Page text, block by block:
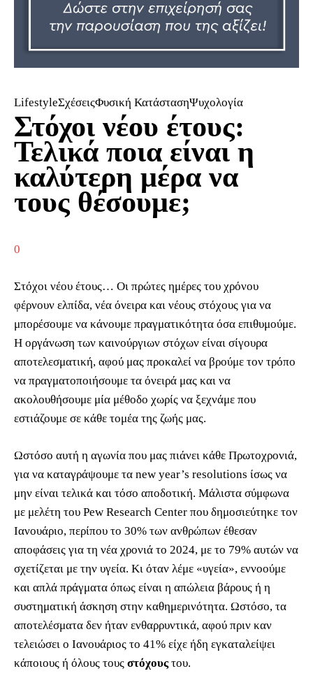
LifestyleΣχέσειςΦυσική ΚατάστασηΨυχολογία
Στόχοι νέου έτους:
Τελικά ποια είναι η
καλύτερη μέρα να
τους θέσουμε;
0
Στόχοι νέου έτους… Οι πρώτες ημέρες του χρόνου
φέρνουν ελπίδα, νέα όνειρα και νέους στόχους για να
μπορέσουμε να κάνουμε πραγματικότητα όσα επιθυμούμε.
Η οργάνωση των καινούργιων στόχων είναι σίγουρα
αποτελεσματική, αφού μας προκαλεί να βρούμε τον τρόπο
να πραγματοποιήσουμε τα όνειρά μας και να
ακολουθήσουμε μία μέθοδο χωρίς να ξεχνάμε που
εστιάζουμε σε κάθε τομέα της ζωής μας.
Ωστόσο αυτή η αγωνία που μας πιάνει κάθε Πρωτοχρονιά,
για να καταγράψουμε τα new year’s resolutions ίσως να
μην είναι τελικά και τόσο αποδοτική. Μάλιστα σύμφωνα
με μελέτη του Pew Research Center που δημοσιεύτηκε τον
Ιανουάριο, περίπου το 30% των ανθρώπων έθεσαν
αποφάσεις για τη νέα χρονιά το 2024, με το 79% αυτών να
σχετίζεται με την υγεία. Κι όταν λέμε «υγεία», εννοούμε
και απλά πράγματα όπως είναι η απώλεια βάρους ή η
συστηματική άσκηση στην καθημερινότητα. Ωστόσο, τα
αποτελέσματα δεν ήταν ενθαρρυντικά, αφού πριν καν
τελειώσει ο Ιανουάριος το 41% είχε ήδη εγκαταλείψει
κάποιους ή όλους τους στόχουςτου.